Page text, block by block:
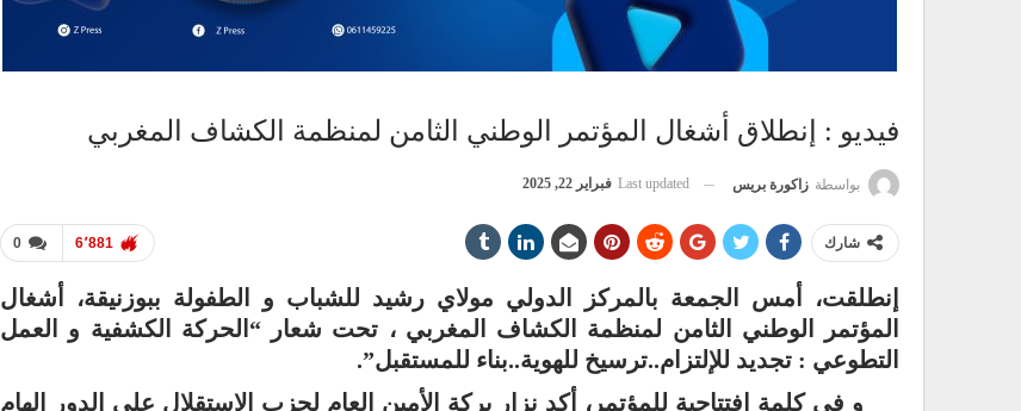
فيديو : إنطلاق أشغال المؤتمر الوطني الثامن لمنظمة الكشاف المغربي
بواسطة زاكورة بريس Last updated فبراير 22, 2025
0 6٬881 شارك
إنطلقت، أمس الجمعة بالمركز الدولي مولاي رشيد للشباب و الطفولة ببوزنيقة، أشغال
المؤتمر الوطني الثامن لمنظمة الكشاف المغربي ، تحت شعار “الحركة الكشفية و العمل
التطوعي : تجديد للإلتزام..ترسيخ للهوية..بناء للمستقبل”.
و في كلمة إفتتاحية للمؤتمر، أكد نزار بركة الأمين العام لحزب الإستقلال على الدور الهام